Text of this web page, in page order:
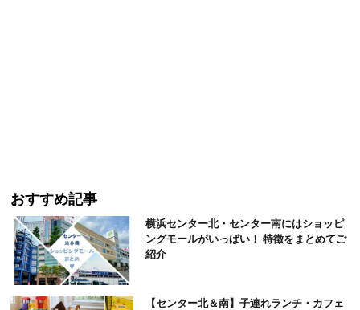
おすすめ記事
横浜センター北・センター南にはショッピ
ングモールがいっぱい！ 特徴をまとめてご
紹介
【センター北＆南】子連れランチ・カフェ